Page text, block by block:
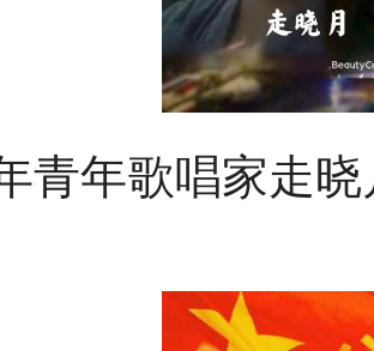
青年歌唱家走